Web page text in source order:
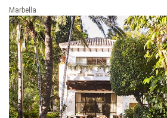
Marbella